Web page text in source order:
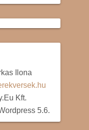
Ilona
Kft.
5.6.